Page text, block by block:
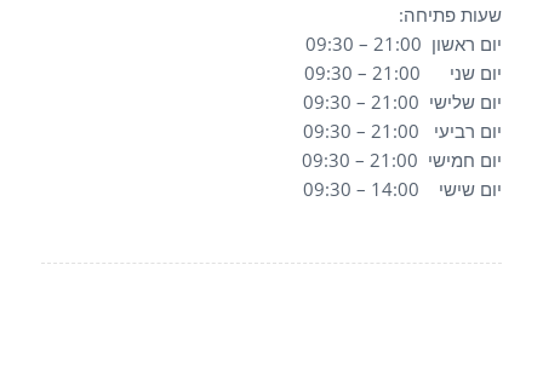
שעות פתיחה:
יום ראשון 21:00 – 09:30
יום שני 21:00 – 09:30
יום שלישי 21:00 – 09:30
יום רביעי 21:00 – 09:30
יום חמישי 21:00 – 09:30
יום שישי 14:00 – 09:30